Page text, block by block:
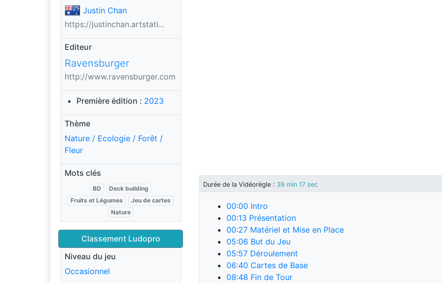
Justin Chan
https://justinchan.artstati...
Editeur
Ravensburger
http://www.ravensburger.com
Première édition : 2023
Thème
Nature / Ecologie / Forêt /
Fleur
Mots clés
BD
Deck building
Fruits et Légumes
Jeu de cartes
Nature
Classement Ludopro
Niveau du jeu
Occasionnel
Durée de la Vidéorègle : 39 min 17 sec
00:00 Intro
00:13 Présentation
00:27 Matériel et Mise en Place
05:06 But du Jeu
05:57 Déroulement
06:40 Cartes de Base
08:48 Fin de Tour